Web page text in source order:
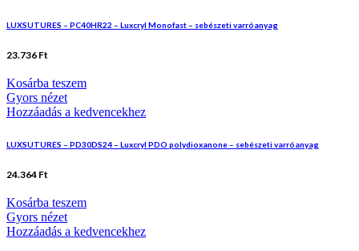
LUXSUTURES – PC40HR22 – Luxcryl Monofast – sebészeti varróanyag
23.736 Ft
Kosárba teszem
Gyors nézet
Hozzáadás a kedvencekhez
LUXSUTURES – PD30DS24 – Luxcryl PDO polydioxanone – sebészeti varróanyag
24.364 Ft
Kosárba teszem
Gyors nézet
Hozzáadás a kedvencekhez